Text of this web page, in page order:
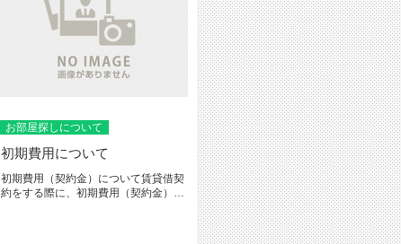
お部屋探しについて
初期費用について
初期費用（契約金）について賃貸借契
約をする際に、初期費用（契約金）が